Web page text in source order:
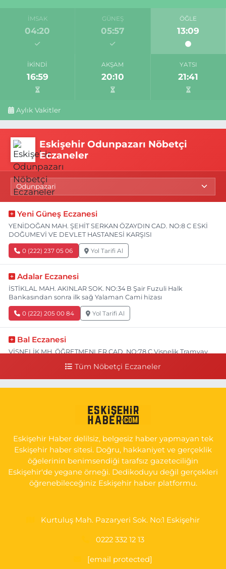
İMSAK
04:20
GÜNEŞ
05:57
ÖĞLE
13:09
İKINDI
16:59
AKŞAM
20:10
YATSI
21:41
Aylık Vakitler
Eskişehir Odunpazarı Nöbetçi
Eczaneler
Yeni Güneş Eczanesi
YENİDOĞAN MAH. ŞEHİT SERKAN ÖZAYDIN CAD. NO:8 C ESKİ
DOĞUMEVİ VE DEVLET HASTANESİ KARŞISI
0 (222) 237 05 06 Yol Tarifi Al
Adalar Eczanesi
İSTİKLAL MAH. AKINLAR SOK. NO:34 B Şair Fuzuli Halk
Bankasından sonra ilk sağ Yalaman Cami hizası
0 (222) 205 00 84 Yol Tarifi Al
Bal Eczanesi
VİŞNELİK MH. ÖĞRETMENLER CAD. NO:78 C Vişnelik Tramvay
NUH'UN GEMİSİ Veteriner Kliniğinin yanı,ı
GÜLTEPE MAH. HALK CAD. NO:107 C
0 (222) 250 40 50 Yol Tarifi Al
Bizim Eczanesi
EMEK MAH. ERTAŞ CAD.NO:12 A Küçük Sanayi girişi Tarım Kredi
Koop. Market yanı
Tüm Nöbetçi Eczaneler
Eskişehir Haber delilsiz, belgesiz haber yapmayan tek
Eskişehir haber sitesi. Doğru, hakkaniyet ve gerçeklik
öğelerinin benimsendiği tarafsız gazeteciliğin
Eskişehir'de yegane örneği. Dedikoduyu değil gerçekleri
öğrenebileceğiniz Eskişehir haber platformu.
Kurtuluş Mah. Pazaryeri Sok. No:1 Eskişehir
0222 332 12 13
[email protected]